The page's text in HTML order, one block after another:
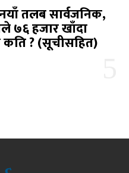
नयाँ तलब सार्वजनिक,
७६ हजार खाँदा
? (सूचीसहित)